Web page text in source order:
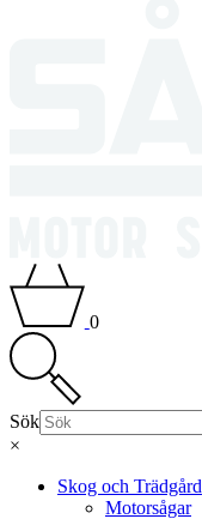
0
Sök
×
Skog och Trädgård
Motorsågar